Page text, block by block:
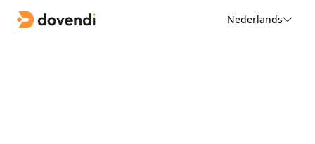
Nederlands